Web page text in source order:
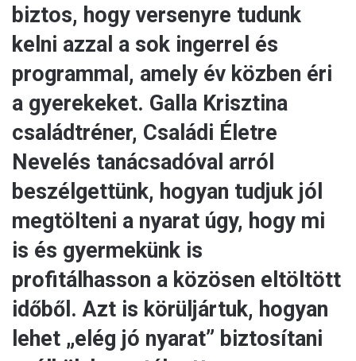
biztos, hogy versenyre tudunk
kelni azzal a sok ingerrel és
programmal, amely év közben éri
a gyerekeket. Galla Krisztina
családtréner, Családi Életre
Nevelés tanácsadóval arról
beszélgettünk, hogyan tudjuk jól
megtölteni a nyarat úgy, hogy mi
is és gyermekünk is
profitálhasson a közösen eltöltött
időből. Azt is körüljártuk, hogyan
lehet „elég jó nyarat” biztosítani